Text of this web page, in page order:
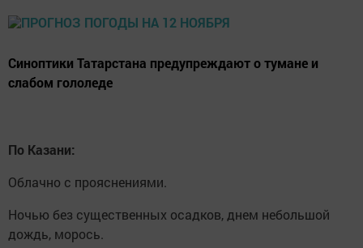
Синоптики Татарстана предупреждают о тумане и
слабом гололеде
По Казани:
Облачно с прояснениями.
Ночью без существенных осадков, днем небольшой
дождь, морось.